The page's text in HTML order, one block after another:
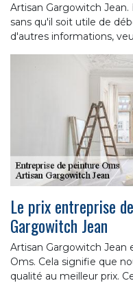
Artisan Gargowitch
sans qu'il soit utile de
d'autres informations,
Le prix entreprise
Gargowitch Jean
Artisan Gargowitch Jean
Oms. Cela signifie que
qualité au meilleur prix.